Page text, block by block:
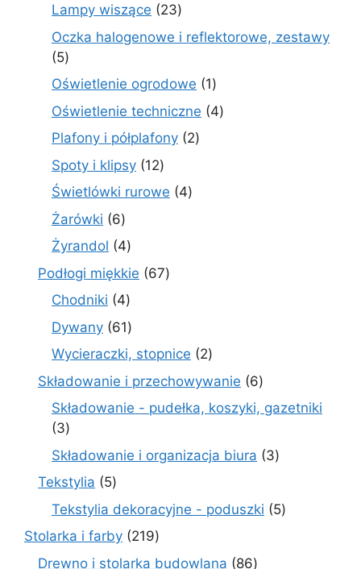
Lampy wiszące 2323
produkty
Oczka halogenowe i reflektorowe, zestawy
55
produktów
Oświetlenie ogrodowe 11
produkt
Oświetlenie techniczne 44
Plafony i półplafony 22
Spoty i klipsy 1212
produktów
Świetlówki rurowe 44
Żarówki 66
produktów
Żyrandol 44
produkty
Podłogi miękkie 6767
Chodniki 44
produkty
Dywany 6161
produktów
Wycieraczki, stopnice 22
produkty
Składowanie i przechowywanie 66
produktów
Składowanie - pudełka, koszyki, gazetniki
33
produkty
Składowanie i organizacja biura 33
Tekstylia 55
produktów
Tekstylia dekoracyjne - poduszki 55
Stolarka i farby 219219
produktów
Drewno i stolarka budowlana 8686